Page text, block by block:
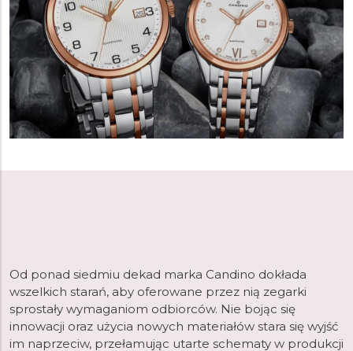
Od ponad siedmiu dekad marka Candino dokłada
wszelkich starań, aby oferowane przez nią zegarki
sprostały wymaganiom odbiorców. Nie bojąc się
innowacji oraz użycia nowych materiałów stara się wyjść
im naprzeciw, przełamując utarte schematy w produkcji